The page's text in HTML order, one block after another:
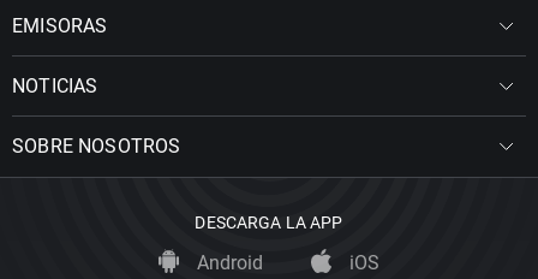
EMISORAS
NOTICIAS
SOBRE NOSOTROS
DESCARGA LA APP
Android iOS